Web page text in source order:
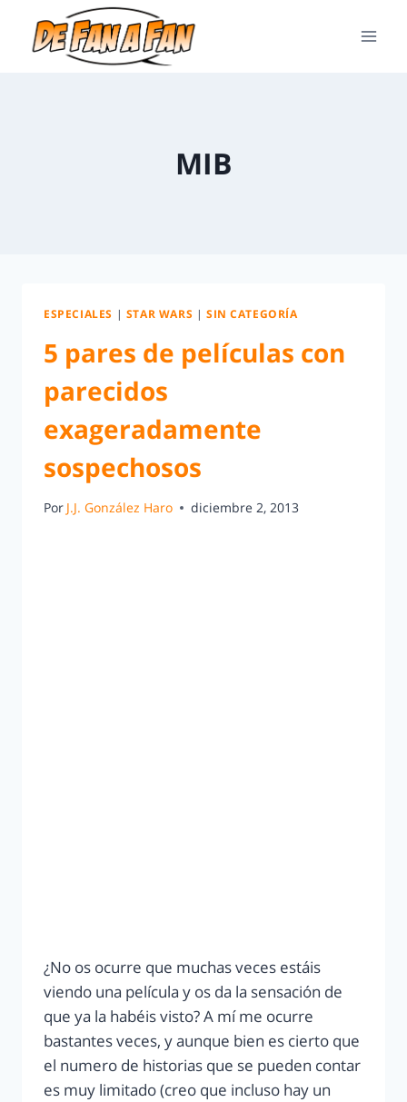
MIB
ESPECIALES | STAR WARS | SIN CATEGORÍA
5 pares de películas con
parecidos
exageradamente
sospechosos
Por J.J. González Haro diciembre 2, 2013
¿No os ocurre que muchas veces estáis
viendo una película y os da la sensación de
que ya la habéis visto? A mí me ocurre
bastantes veces, y aunque bien es cierto que
el numero de historias que se pueden contar
es muy limitado (creo que incluso hay un